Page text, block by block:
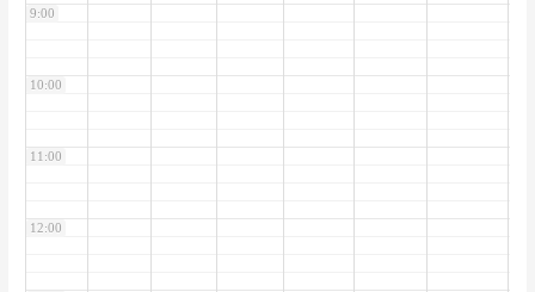
9:00
10:00
11:00
12:00